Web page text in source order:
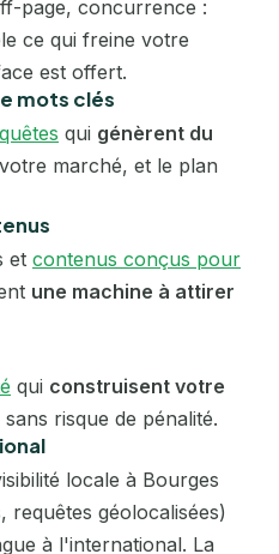
page, concurrence :
ce qui freine votre
est offert.
mots clés
qui génèrent du
marché, et le plan
et contenus conçus pour
une machine à attirer
qui construisent votre
sans risque de pénalité.
locale à Bourges
requêtes géolocalisées)
à l'international. La